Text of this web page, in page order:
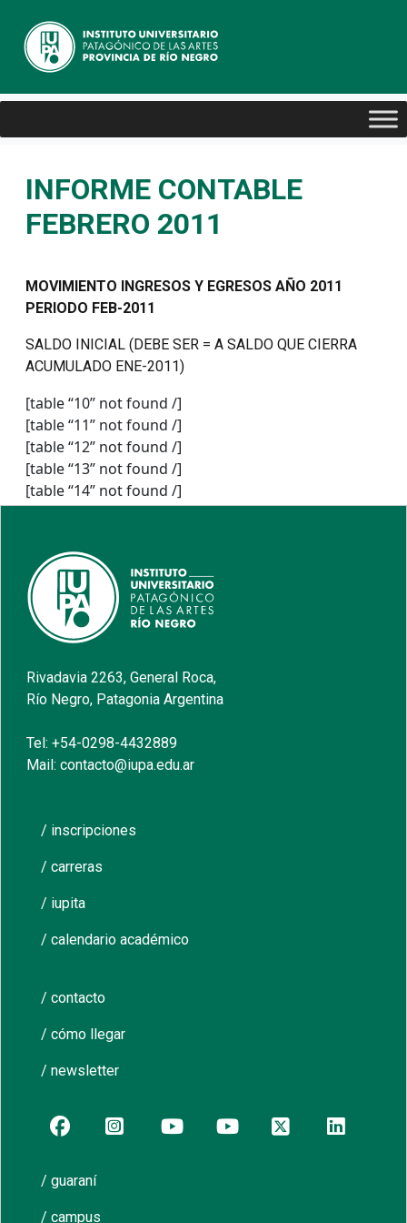
INFORME CONTABLE
FEBRERO 2011
MOVIMIENTO INGRESOS Y EGRESOS AÑO 2011
PERIODO FEB-2011
SALDO INICIAL (DEBE SER = A SALDO QUE CIERRA
ACUMULADO ENE-2011)
[table “10” not found /]
[table “11” not found /]
[table “12” not found /]
[table “13” not found /]
[table “14” not found /]
Rivadavia 2263, General Roca,
Río Negro, Patagonia Argentina
Tel: +54-0298-4432889
Mail: contacto@iupa.edu.ar
/ inscripciones
/ carreras
/ iupita
/ calendario académico
/ contacto
/ cómo llegar
/ newsletter
/ guaraní
/ campus